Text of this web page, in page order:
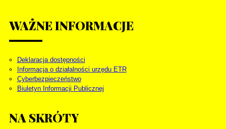
WAŻNEINFORMACJE
Deklaracja dostępności
Informacja o działalności urzędu ETR
Cyberbezpieczeństwo
Biuletyn Informacji Publicznej
NA SKRÓTY